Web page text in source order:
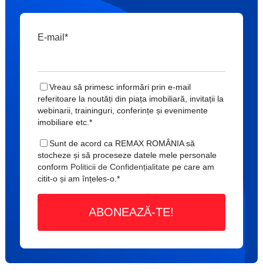
E-mail *
Vreau să primesc informări prin e-mail
referitoare la noutăți din piața imobiliară, invitații la
webinarii, traininguri, conferințe și evenimente
imobiliare etc. *
Sunt de acord ca REMAX ROMÂNIA să
stocheze și să proceseze datele mele personale
conform Politicii de Confidențialitatepe care am
citit-o și am înțeles-o. *